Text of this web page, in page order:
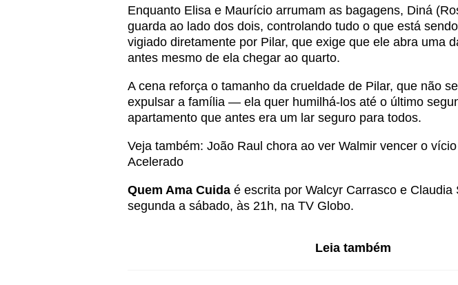
Enquanto Elisa e Maurício arrumam as bagagens, Diná
guarda ao lado dos dois, controlando tudo o que está
vigiado diretamente por Pilar, que exige que ele abra uma
antes mesmo de ela chegar ao quarto.
A cena reforça o tamanho da crueldade de Pilar, que não
expulsar a família — ela quer humilhá-los até o último
apartamento que antes era um lar seguro para todos.
Veja também: João Raul chora ao ver Walmir vencer o
Acelerado
Quem Ama Cuida é escrita por Walcyr Carrasco e Claudia
segunda a sábado, às 21h, na TV Globo.
Leia também